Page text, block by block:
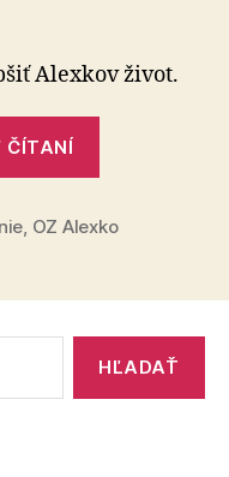
pre
Alexkov život.
ČÍTANÍ
nádej
Alexka“
, OZ Alexko